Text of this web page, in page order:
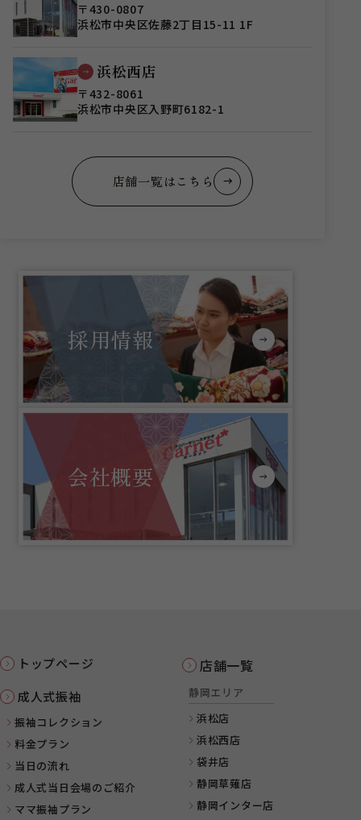
〒430-0807
浜松市中央区佐藤2丁目15-11 1F
浜松西店
〒432-8061
浜松市中央区入野町6182-1
店舗一覧はこちら
採用情報
会社概要
トップページ
成人式振袖
振袖コレクション
料金プラン
当日の流れ
成人式当日会場のご紹介
ママ振袖プラン
店舗一覧
静岡エリア
浜松店
浜松西店
袋井店
静岡草薙店
静岡インター店